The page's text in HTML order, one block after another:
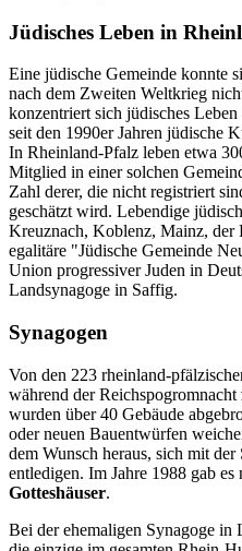
Jüdisches Leben in
Eine jüdische Gemeinde konnte
nach dem Zweiten Weltkrieg
konzentriert sich jüdisches Leben
seit den 1990er Jahren jüdische
In Rheinland-Pfalz leben etwa
Mitglied in einer solchen
Zahl derer, die nicht registriert
geschätzt wird. Lebendige
Kreuznach, Koblenz, Mainz, der
egalitäre "Jüdische Gemeinde
Union progressiver Juden in
Landsynagoge in Saffig.
Synagogen
Von den 223 rheinland-
während der Reichspogromnacht
wurden über 40 Gebäude
oder neuen Bauentwürfen
dem Wunsch heraus, sich mit
entledigen. Im Jahre 1988 gab es
Gotteshäuser.
Bei der ehemaligen Synagoge in